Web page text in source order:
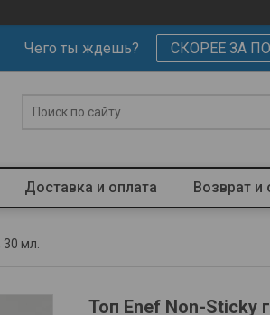
Чего ты ждешь? СКОРЕЕ ЗА
Доставка и оплата Возврат и
мл.
Топ Enef Non-Sticky